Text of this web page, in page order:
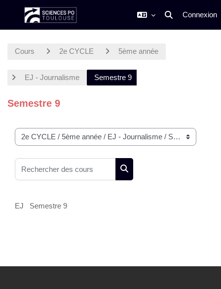
Panneau latéral Activer/
Connexion
Cours 2e CYCLE 5ème année
EJ - Journalisme Semestre 9
Semestre 9
Catégories de cours
Rechercher des cours
Rechercher des cours
EJ Semestre 9